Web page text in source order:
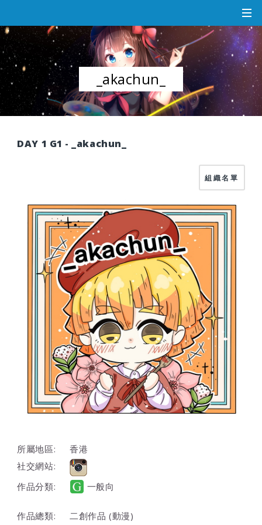
_akachun_
DAY 1 G1 - _akachun_
組織名單
所屬地區:
香港
社交網站:
作品分類:
一般向
作品總類: 二創作品 (動漫)